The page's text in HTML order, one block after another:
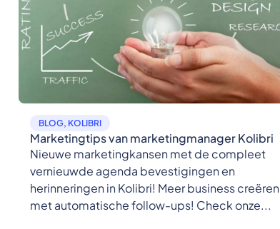
BLOG, KOLIBRI
Marketingtips van marketingmanager Kolibri
Nieuwe marketingkansen met de compleet
vernieuwde agenda bevestigingen en
herinneringen in Kolibri! Meer business creëren
met automatische follow-ups! Check onze...